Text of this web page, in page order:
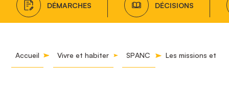
DÉMARCHES DÉCISIONS
Accueil Vivre et habiter SPANC Les missions et